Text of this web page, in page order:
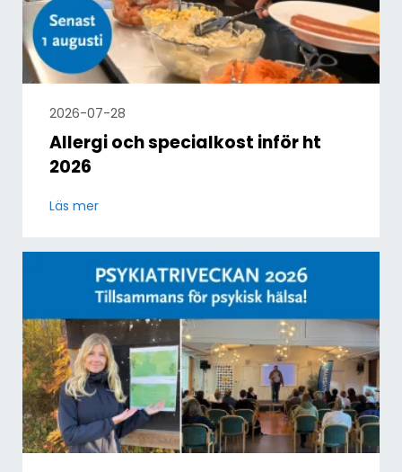
2026-07-28
Allergi och specialkost inför ht
2026
Läs mer